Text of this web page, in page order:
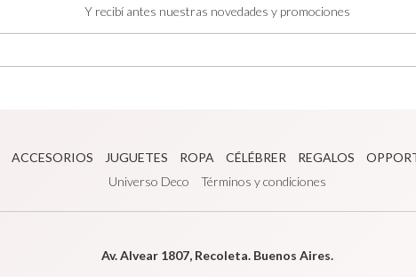
Y recibí antes nuestras novedades y promociones
ACCESORIOS JUGUETES ROPA CÉLÉBRER REGALOS
Universo Deco
Términos y condiciones
Av. Alvear 1807, Recoleta. Buenos Aires.